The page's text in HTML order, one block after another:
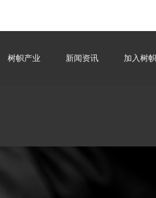
树帜产业 新闻资讯 加入树帜
搜索